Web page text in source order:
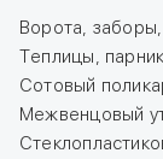
Ворота,
Теплицы,
Сотовый
Межвенцовый